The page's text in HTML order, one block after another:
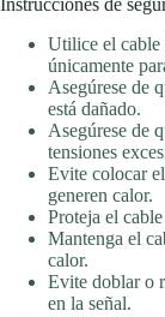
Instrucciones de
Utilice el cable
únicamente
Asegúrese de
está dañado.
Asegúrese de
tensiones
Evite colocar
generen calor.
Proteja el
Mantenga el
calor.
Evite doblar o
en la señal.